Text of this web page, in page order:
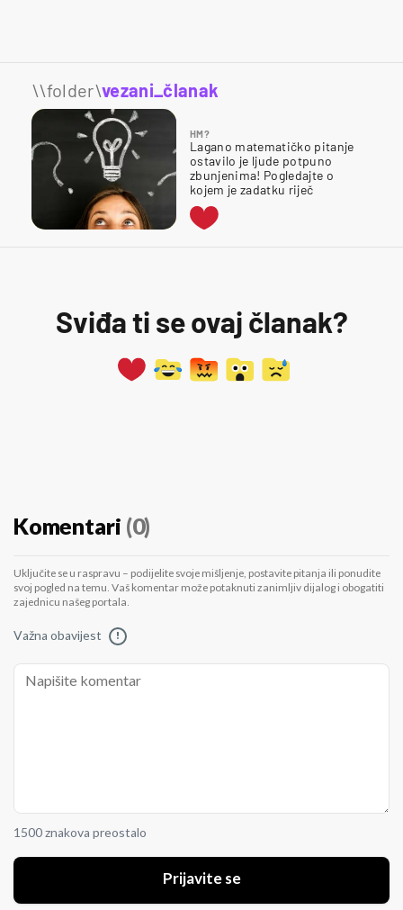
\\folder\vezani_članak
HM?
Lagano matematičko pitanje
ostavilo je ljude potpuno
zbunjenima! Pogledajte o
kojem je zadatku riječ
Sviđa ti se ovaj članak?
Komentari (0)
Uključite se u raspravu – podijelite svoje mišljenje, postavite pitanja ili ponudite
svoj pogled na temu. Vaš komentar može potaknuti zanimljiv dijalog i obogatiti
zajednicu našeg portala.
Važna obavijest !
1500 znakova preostalo
Prijavite se